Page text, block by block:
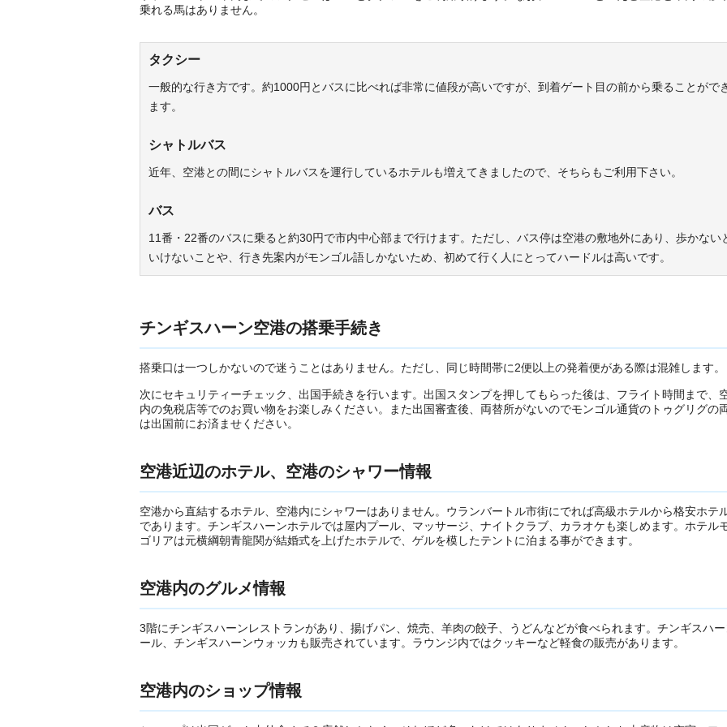
乗れる馬はありません。
タクシー
一般的な行き方です。約1000円とバスに比べれば非常に値段が高いですが、到着ゲート目の前から乗ることがで
ます。
シャトルバス
近年、空港との間にシャトルバスを運行しているホテルも増えてきましたので、そちらもご利用下さい。
バス
11番・22番のバスに乗ると約30円で市内中心部まで行けます。ただし、バス停は空港の敷地外にあり、歩かない
いけないことや、行き先案内がモンゴル語しかないため、初めて行く人にとってハードルは高いです。
チンギスハーン空港の搭乗手続き
搭乗口は一つしかないので迷うことはありません。ただし、同じ時間帯に2便以上の発着便がある際は混雑します。
次にセキュリティーチェック、出国手続きを行います。出国スタンプを押してもらった後は、フライト時間まで、
内の免税店等でのお買い物をお楽しみください。また出国審査後、両替所がないのでモンゴル通貨のトゥグリグの
は出国前にお済ませください。
空港近辺のホテル、空港のシャワー情報
空港から直結するホテル、空港内にシャワーはありません。ウランバートル市街にでれば高級ホテルから格安ホテ
であります。チンギスハーンホテルでは屋内プール、マッサージ、ナイトクラブ、カラオケも楽しめます。ホテル
ゴリアは元横綱朝青龍関が結婚式を上げたホテルで、ゲルを模したテントに泊まる事ができます。
空港内のグルメ情報
3階にチンギスハーンレストランがあり、揚げパン、焼売、羊肉の餃子、うどんなどが食べられます。チンギスハ
ール、チンギスハーンウォッカも販売されています。ラウンジ内ではクッキーなど軽食の販売があります。
空港内のショップ情報